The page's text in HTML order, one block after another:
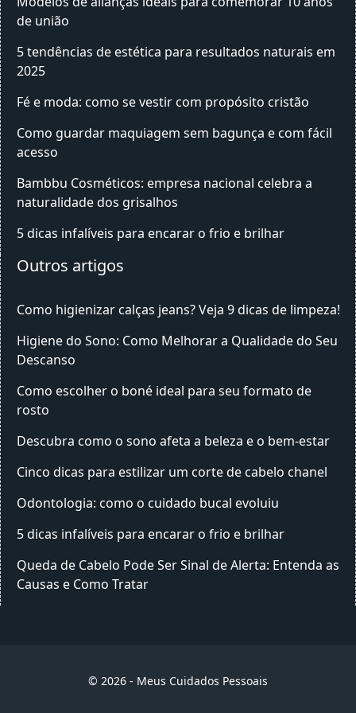
de união
5 tendências de estética para resultados naturais em
2025
Fé e moda: como se vestir com propósito cristão
Como guardar maquiagem sem bagunça e com fácil
acesso
Bambbu Cosméticos: empresa nacional celebra a
naturalidade dos grisalhos
5 dicas infalíveis para encarar o frio e brilhar
Outros artigos
Como higienizar calças jeans? Veja 9 dicas de limpeza!
Higiene do Sono: Como Melhorar a Qualidade do Seu
Descanso
Como escolher o boné ideal para seu formato de
rosto
Descubra como o sono afeta a beleza e o bem-estar
Cinco dicas para estilizar um corte de cabelo chanel
Odontologia: como o cuidado bucal evoluiu
5 dicas infalíveis para encarar o frio e brilhar
Queda de Cabelo Pode Ser Sinal de Alerta: Entenda as
Causas e Como Tratar
© 2026 - Meus Cuidados Pessoais